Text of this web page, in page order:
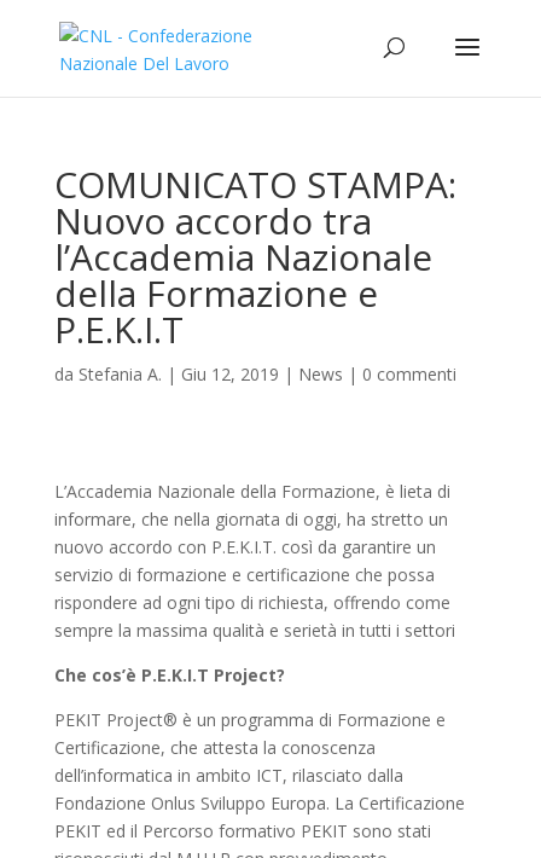
COMUNICATO STAMPA:
Nuovo accordo tra
l’Accademia Nazionale
della Formazione e
P.E.K.I.T
da Stefania A. | Giu 12, 2019 | News | 0 commenti
L’Accademia Nazionale della Formazione, è lieta di
informare, che nella giornata di oggi, ha stretto un
nuovo accordo con P.E.K.I.T. così da garantire un
servizio di formazione e certificazione che possa
rispondere ad ogni tipo di richiesta, offrendo come
sempre la massima qualità e serietà in tutti i settori
Che cos’è P.E.K.I.T Project?
PEKIT Project® è un programma di Formazione e
Certificazione, che attesta la conoscenza
dell’informatica in ambito ICT, rilasciato dalla
Fondazione Onlus Sviluppo Europa. La Certificazione
PEKIT ed il Percorso formativo PEKIT sono stati